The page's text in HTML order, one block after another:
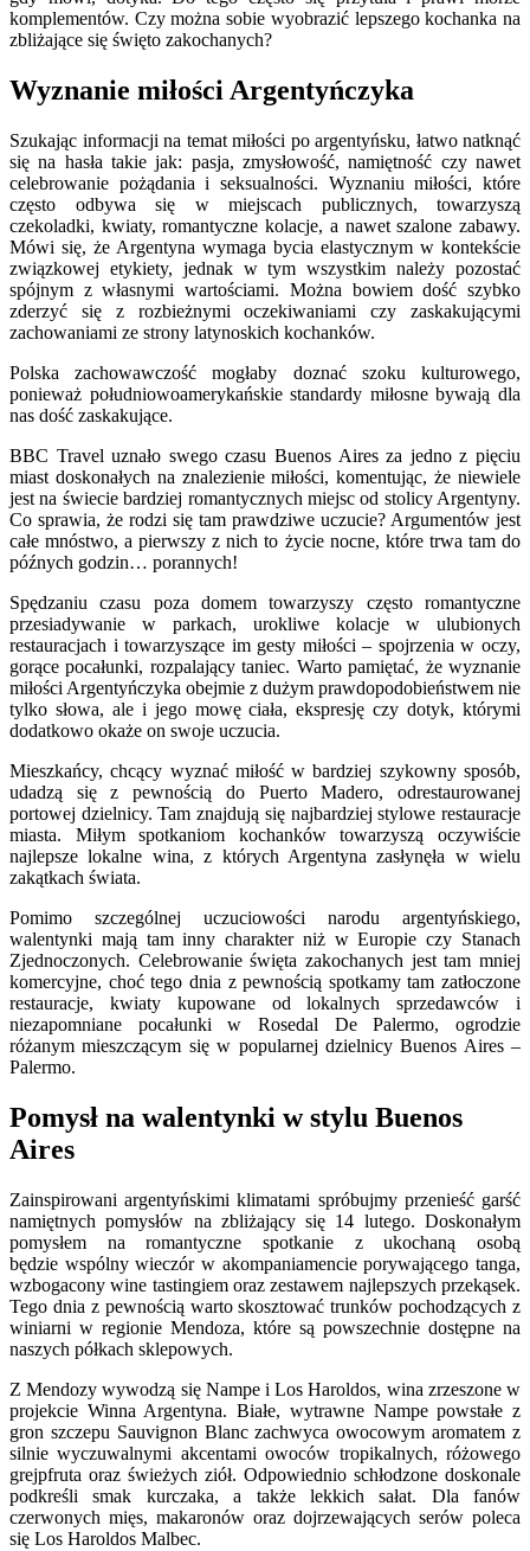
komplementów. Czy można sobie wyobrazić lepszego kochanka na
zbliżające się święto zakochanych?
Wyznanie miłości Argentyńczyka
Szukając informacji na temat miłości po argentyńsku, łatwo natknąć
się na hasła takie jak: pasja, zmysłowość, namiętność czy nawet
celebrowanie pożądania i seksualności. Wyznaniu miłości, które
często odbywa się w miejscach publicznych, towarzyszą
czekoladki, kwiaty, romantyczne kolacje, a nawet szalone zabawy.
Mówi się, że Argentyna wymaga bycia elastycznym w kontekście
związkowej etykiety, jednak w tym wszystkim należy pozostać
spójnym z własnymi wartościami. Można bowiem dość szybko
zderzyć się z rozbieżnymi oczekiwaniami czy zaskakującymi
zachowaniami ze strony latynoskich kochanków.
Polska zachowawczość mogłaby doznać szoku kulturowego,
ponieważ południowoamerykańskie standardy miłosne bywają dla
nas dość zaskakujące.
BBC Travel uznało swego czasu Buenos Aires za jedno z pięciu
miast doskonałych na znalezienie miłości, komentując, że niewiele
jest na świecie bardziej romantycznych miejsc od stolicy Argentyny.
Co sprawia, że rodzi się tam prawdziwe uczucie? Argumentów jest
całe mnóstwo, a pierwszy z nich to życie nocne, które trwa tam do
późnych godzin… porannych!
Spędzaniu czasu poza domem towarzyszy często romantyczne
przesiadywanie w parkach, urokliwe kolacje w ulubionych
restauracjach i towarzyszące im gesty miłości – spojrzenia w oczy,
gorące pocałunki, rozpalający taniec. Warto pamiętać, że wyznanie
miłości Argentyńczyka obejmie z dużym prawdopodobieństwem nie
tylko słowa, ale i jego mowę ciała, ekspresję czy dotyk, którymi
dodatkowo okaże on swoje uczucia.
Mieszkańcy, chcący wyznać miłość w bardziej szykowny sposób,
udadzą się z pewnością do Puerto Madero, odrestaurowanej
portowej dzielnicy. Tam znajdują się najbardziej stylowe restauracje
miasta. Miłym spotkaniom kochanków towarzyszą oczywiście
najlepsze lokalne wina, z których Argentyna zasłynęła w wielu
zakątkach świata.
Pomimo szczególnej uczuciowości narodu argentyńskiego,
walentynki mają tam inny charakter niż w Europie czy Stanach
Zjednoczonych. Celebrowanie święta zakochanych jest tam mniej
komercyjne, choć tego dnia z pewnością spotkamy tam zatłoczone
restauracje, kwiaty kupowane od lokalnych sprzedawców i
niezapomniane pocałunki w Rosedal De Palermo, ogrodzie
różanym mieszczącym się w popularnej dzielnicy Buenos Aires –
Palermo.
Pomysł na walentynki w stylu Buenos
Aires
Zainspirowani argentyńskimi klimatami spróbujmy przenieść garść
namiętnych pomysłów na zbliżający się 14 lutego. Doskonałym
pomysłem na romantyczne spotkanie z ukochaną osobą
będzie wspólny wieczór w akompaniamencie porywającego tanga,
wzbogacony wine tastingiem oraz zestawem najlepszych przekąsek.
Tego dnia z pewnością warto skosztować trunków pochodzących z
winiarni w regionie Mendoza, które są powszechnie dostępne na
naszych półkach sklepowych.
Z Mendozy wywodzą się Nampe i Los Haroldos, wina zrzeszone w
projekcie Winna Argentyna. Białe, wytrawne Nampe powstałe z
gron szczepu Sauvignon Blanc zachwyca owocowym aromatem z
silnie wyczuwalnymi akcentami owoców tropikalnych, różowego
grejpfruta oraz świeżych ziół. Odpowiednio schłodzone doskonale
podkreśli smak kurczaka, a także lekkich sałat. Dla fanów
czerwonych mięs, makaronów oraz dojrzewających serów poleca
się Los Haroldos Malbec.